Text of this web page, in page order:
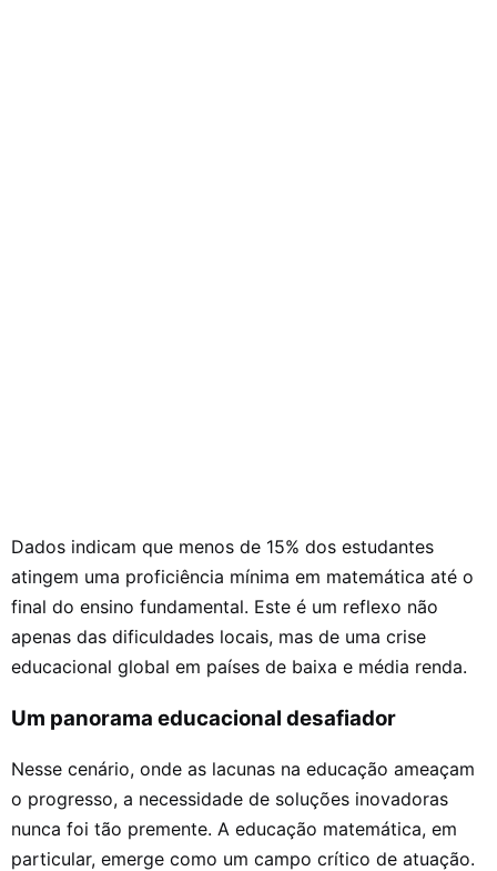
Dados indicam que menos de 15% dos estudantes
atingem uma proficiência mínima em matemática até o
final do ensino fundamental. Este é um reflexo não
apenas das dificuldades locais, mas de uma crise
educacional global em países de baixa e média renda.
Um panorama educacional desafiador
Nesse cenário, onde as lacunas na educação ameaçam
o progresso, a necessidade de soluções inovadoras
nunca foi tão premente. A educação matemática, em
particular, emerge como um campo crítico de atuação.